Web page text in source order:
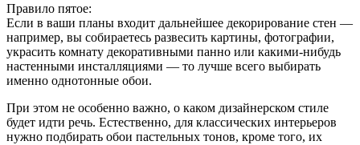
Правило пятое:
Если в ваши планы входит дальнейшее декорирование стен —
например, вы собираетесь развесить картины, фотографии,
украсить комнату декоративными панно или какими-нибудь
настенными инсталляциями — то лучше всего выбирать
именно однотонные обои.
При этом не особенно важно, о каком дизайнерском стиле
будет идти речь. Естественно, для классических интерьеров
нужно подбирать обои пастельных тонов, кроме того, их